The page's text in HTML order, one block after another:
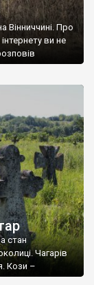
Вінниччині. Про
ви не
не лише
стан
Чагарів
Кози –
кладовищ,